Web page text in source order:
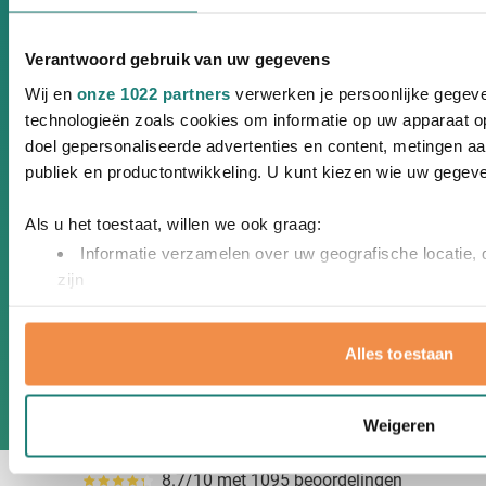
Verantwoord gebruik van uw gegevens
Wij en onze 1022 partners verwerken je persoonlijke
technologieën zoals cookies om informatie op uw apparaat
doel gepersonaliseerde advertenties en content, metingen
publiek en productontwikkeling. U kunt kiezen wie uw
Als u het toestaat, willen we ook graag:
Informatie verzamelen over uw geografische locatie,
zijn
Lees meer over hoe uw persoonlijke gegevens worden
detailgedeeltein. U kunt uw toestemming op elk moment
Alles toestaan
Weigeren
Pennen bedrukken
Notitieboekjes bedrukken
Paraplu's bedrukken
Aanstekers bedrukken
Meer informatie
Neem contact op met
Van Heijster
8.7/10 met 1095 beoordelingen